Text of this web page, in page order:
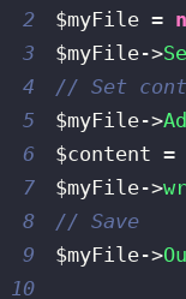
2
$myFile =
3
$myFile->
4
// Set
5
$myFile->
6
$content =
7
$myFile->
8
// Save
9
$myFile->
10